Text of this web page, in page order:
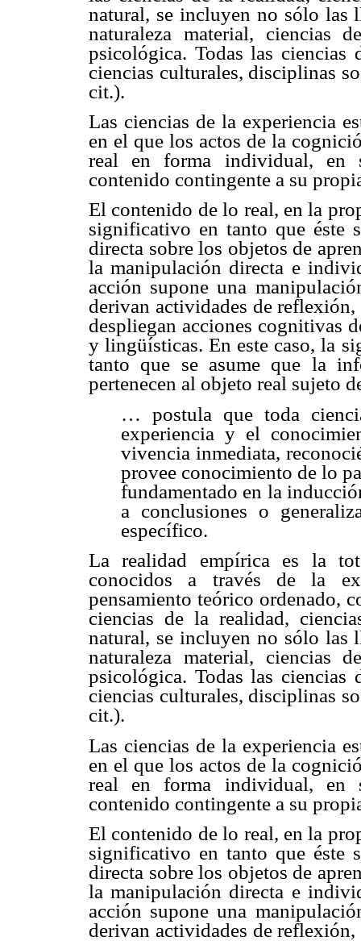
natural, se incluyen no sólo las
naturaleza material, ciencias
psicológica. Todas las ciencias
ciencias culturales, disciplinas
cit.).
Las ciencias de la experiencia
en el que los actos de la
real en forma individual, en
contenido contingente a su
El contenido de lo real, en la
significativo en tanto que éste
directa sobre los objetos de
la manipulación directa e
acción supone una
derivan actividades de
despliegan acciones cognitivas
y lingüísticas. En este caso, la
tanto que se asume que la
pertenecen al objeto real sujeto
… postula que toda
experiencia y el
vivencia inmediata,
provee conocimiento de lo
fundamentado en la
a conclusiones o
específico.
La realidad empírica es la
conocidos a través de la
pensamiento teórico ordenado,
ciencias de la realidad,
natural, se incluyen no sólo las
naturaleza material, ciencias
psicológica. Todas las ciencias
ciencias culturales, disciplinas
cit.).
Las ciencias de la experiencia
en el que los actos de la
real en forma individual, en
contenido contingente a su
El contenido de lo real, en la
significativo en tanto que éste
directa sobre los objetos de
la manipulación directa e
acción supone una
derivan actividades de